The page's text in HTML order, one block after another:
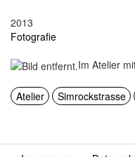
2013
Fotografie
Im Atelier
Atelier Simrockstrasse